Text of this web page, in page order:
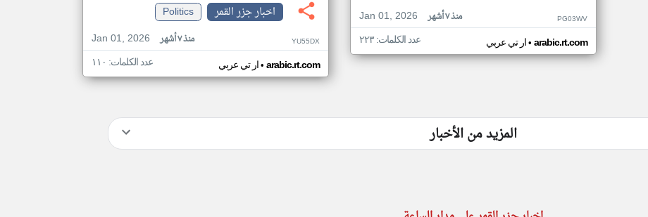
Jan 01, 2026
منذ ٧ أشهر PG03WV
ار تي عربي• arabic.rt.com عدد الكلمات: ٢٢٣
اخبار جزر القمر
Politics
Jan 01, 2026
منذ ٧ أشهر YU55DX
ار تي عربي• arabic.rt.com عدد الكلمات: ١١٠
المزيد من الأخبار